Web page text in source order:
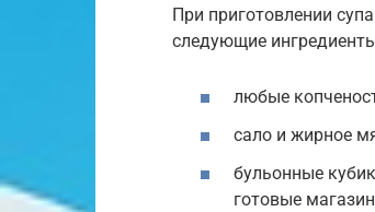
При приготовлении
следующие
любые
сало и жирное
бульонные
готовые